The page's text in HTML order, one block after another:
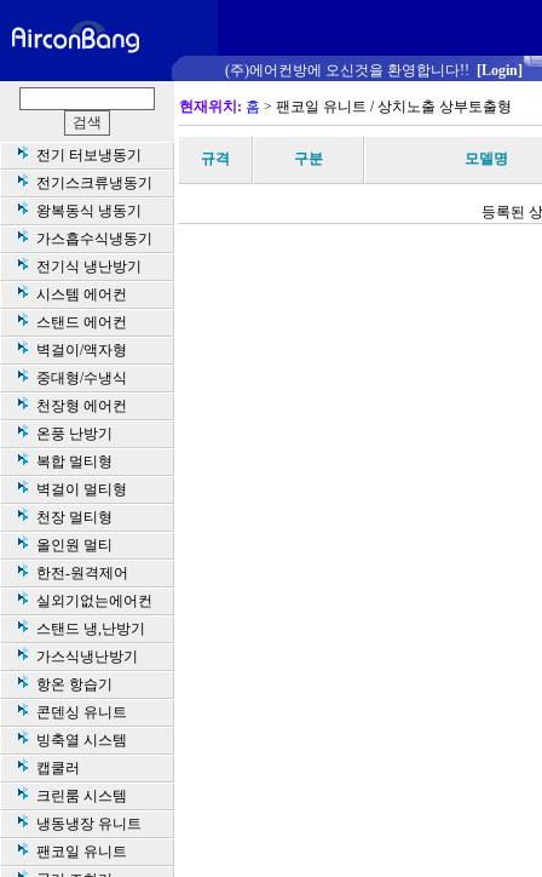
(주)에어컨방에 오신것을 환영합니다!! [Login]
전기 터보냉동기
전기스크류냉동기
왕복동식 냉동기
가스흡수식냉동기
전기식 냉난방기
시스템 에어컨
스탠드 에어컨
벽걸이/액자형
중대형/수냉식
천장형 에어컨
온풍 난방기
복합 멀티형
벽걸이 멀티형
천장 멀티형
올인원 멀티
한전-원격제어
실외기없는에어컨
스탠드 냉,난방기
가스식냉난방기
항온 항습기
콘덴싱 유니트
빙축열 시스템
캡쿨러
크린룸 시스템
냉동냉장 유니트
팬코일 유니트
현재위치: 홈 > 팬코일 유니트 / 상치노출 상부토출형
규격 구분 모델명
등록된